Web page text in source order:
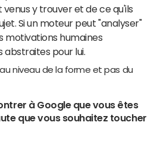
y trouver et de ce qu'ils
Si un moteur peut "analyser"
motivations humaines
abstraites pour lui.
niveau de la forme et pas du
à Google que vous êtes
que vous souhaitez toucher